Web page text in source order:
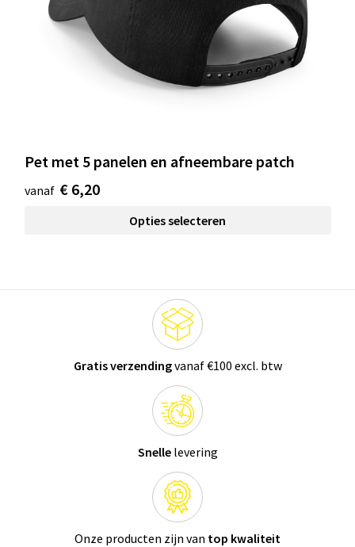
Pet met 5 panelen en afneembare patch
vanaf € 6,20
Opties selecteren
Gratis verzendingvanaf €100 excl. btw
Snellelevering
Onze producten zijn van top kwaliteit